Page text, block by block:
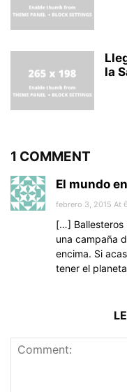
la
1 COMMENT
El mundo
febrero 3, 2015 At
[…] Ballesteros
una campaña
encima. Si
tener el